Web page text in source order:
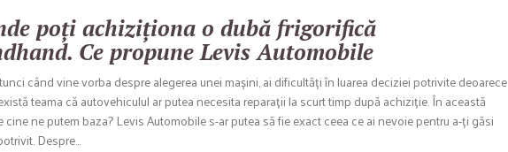
poți achiziționa o dubă frigorifică
Ce propune Levis Automobile
când vine vorba despre alegerea unei mașini, ai dificultăți în luarea deciziei potrivite deoarece
teama că autovehiculul ar putea necesita reparații la scurt timp după achiziție. În această
cine ne putem baza? Levis Automobile s-ar putea să fie exact ceea ce ai nevoie pentru a-ți găsi
Despre…